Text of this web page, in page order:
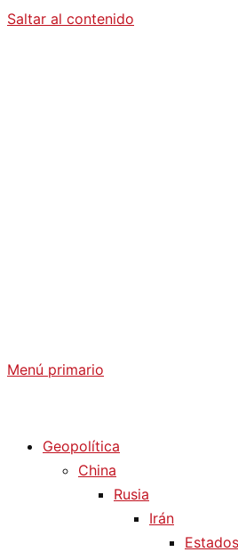
Saltar al contenido
Menú primario
Geopolítica
China
Rusia
Irán